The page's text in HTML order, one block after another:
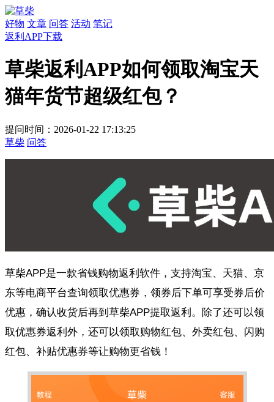
好物 文章 问答 活动 笔记
返利APP下载
草柴返利APP如何领取淘宝天
猫年货节超级红包？
提问时间：2026-01-22 17:13:25
草柴 问答
草柴APP是一款省钱购物返利软件，支持淘宝、天猫、京
东等电商平台查询领取优惠券，领券后下单可享受券后价
优惠，确认收货后再到草柴APP提取返利。除了还可以领
取优惠券返利外，还可以领取购物红包、外卖红包、闪购
红包、补贴优惠券等让购物更省钱！